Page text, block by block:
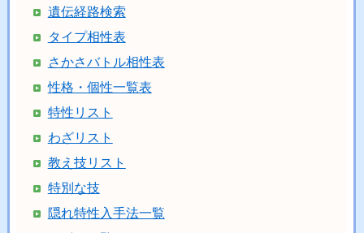
遺伝経路検索
タイプ相性表
さかさバトル相性表
性格・個性一覧表
特性リスト
わざリスト
教え技リスト
特別な技
隠れ特性入手法一覧